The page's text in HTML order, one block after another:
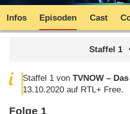
Infos Episoden Cast
Staffel 1
Staffel 1 vonTVNOW –
13.10.2020 auf RTL+ Free.
Folge 1